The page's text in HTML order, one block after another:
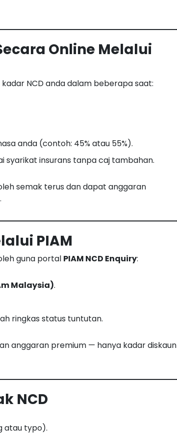
Online Melalui
NCD anda dalam beberapa saat:
anda (contoh: 45% atau 55%).
syarikat insurans tanpa caj tambahan.
semak terus dan dapat anggaran
PIAM
guna portal PIAM NCD Enquiry:
Malaysia).
ringkas status tuntutan.
anggaran premium — hanya kadar diskaun
NCD
atau typo).